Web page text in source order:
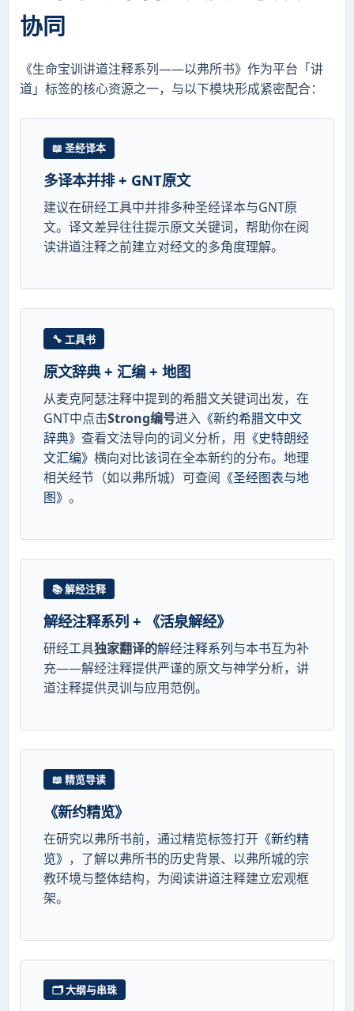
协同
《生命宝训讲道注释系列——以弗所书》作为平台「讲
道」标签的核心资源之一，与以下模块形成紧密配合：
📖 圣经译本
多译本并排 + GNT原文
建议在研经工具中并排多种圣经译本与GNT原
文。译文差异往往提示原文关键词，帮助你在阅
读讲道注释之前建立对经文的多角度理解。
🔧 工具书
原文辞典 + 汇编 + 地图
从麦克阿瑟注释中提到的希腊文关键词出发，在
GNT中点击Strong编号进入《新约希腊文中文
辞典》 查看文法导向的词义分析，用 《史特朗经
文汇编》 横向对比该词在全本新约的分布。地理
相关经节（如以弗所城）可查阅 《圣经图表与地
图》 。
📚 解经注释
解经注释系列 + 《活泉解经》
研经工具独家翻译的解经注释系列与本书互为补
充——解经注释提供严谨的原文与神学分析，讲
道注释提供灵训与应用范例。
📖 精览导读
《新约精览》
在研究以弗所书前，通过精览标签打开《新约精
览》 ，了解以弗所书的历史背景、以弗所城的宗
教环境与整体结构，为阅读讲道注释建立宏观框
架。
🗂️ 大纲与串珠